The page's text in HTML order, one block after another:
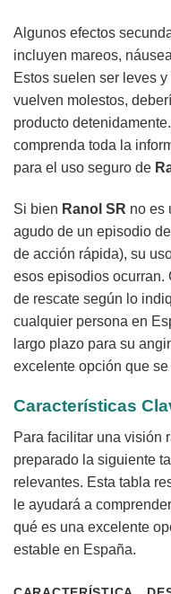
Algunos efectos
incluyen mareos,
Estos suelen ser leves
vuelven molestos,
producto
comprenda toda la
para el uso seguro de
Si bien Ranol SR no es
agudo de un episodio
de acción rápida), su
esos episodios ocurran.
de rescate según lo
cualquier persona en
largo plazo para su
excelente opción que
Características
Para facilitar una visión
preparado la siguiente
relevantes. Esta tabla
le ayudará a
qué es una excelente
estable en España.